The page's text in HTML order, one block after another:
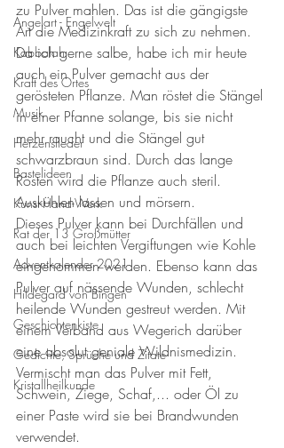
Angelart - Engelwelt
Kabbalah
Kraft des Ortes
Musik
Herzenslieder
Bastelideen
Kunst-Hand-Werk
Rat der 13 Großmütter
Adventkalender 2021
Hildegard von Bingen
Geschichtenkiste
Gedichte, Sprüche und Zitate
Kristallheilkunde
zu Pulver mahlen. Das ist die gängigste
Art die Medizinkraft zu sich zu nehmen.
Da ich gerne salbe, habe ich mir heute
auch ein Pulver gemacht aus der
gerösteten Pflanze. Man röstet die Stängel
in einer Pfanne solange, bis sie nicht
mehr raucht und die Stängel gut
schwarzbraun sind. Durch das lange
Rösten wird die Pflanze auch steril.
Auskühlen lassen und mörsern.
Dieses Pulver kann bei Durchfällen und
auch bei leichten Vergiftungen wie Kohle
eingenommen werden. Ebenso kann das
Pulver auf nässende Wunden, schlecht
heilende Wunden gestreut werden. Mit
einem Verband aus Wegerich darüber
eine absolut geniale Wildnismedizin.
Vermischt man das Pulver mit Fett,
Schwein, Ziege, Schaf,... oder Öl zu
einer Paste wird sie bei Brandwunden
verwendet.